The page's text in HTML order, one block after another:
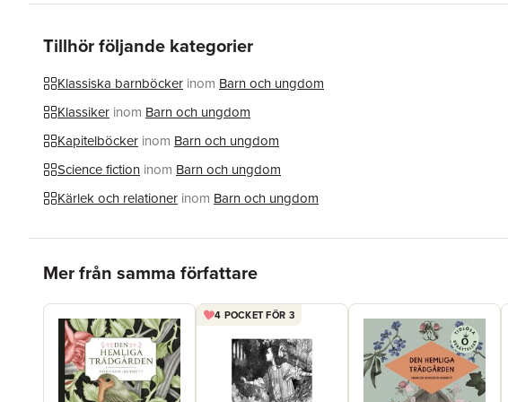
Tillhör följande kategorier
Klassiska barnböcker inom Barn och ungdom
Klassiker inom Barn och ungdom
Kapitelböcker inom Barn och ungdom
Science fiction inom Barn och ungdom
Kärlek och relationer inom Barn och ungdom
Mer från samma författare
4 POCKET FÖR 3